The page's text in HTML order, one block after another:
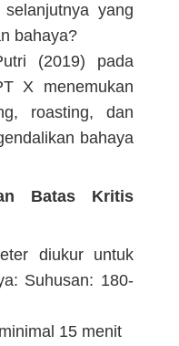
yang
bahaya?
(2019) pada
X menemukan
roasting, dan
bahaya
Batas Kritis
diukur untuk
Suhusan: 180-
15 menit